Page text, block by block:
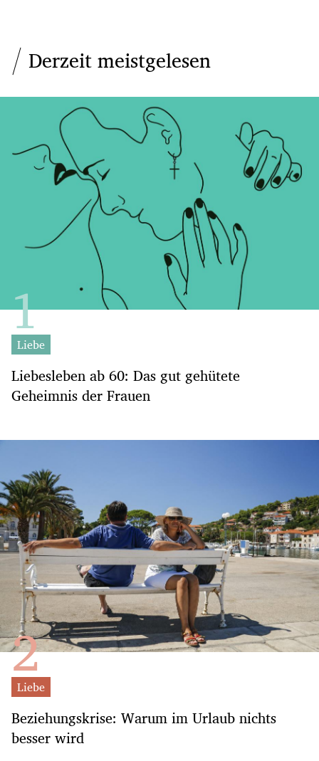
Derzeit meistgelesen
Liebe
Liebesleben ab 60: Das gut gehütete
Geheimnis der Frauen
Liebe
Beziehungskrise: Warum im Urlaub nichts
besser wird